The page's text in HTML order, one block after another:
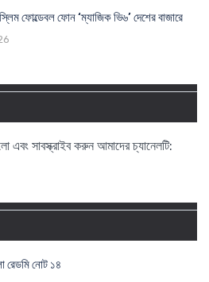
ফোল্ডেবল ফোন ‘ম্যাজিক ভি৬’ দেশের বাজারে
এবং সাবস্ক্রাইব করুন আমাদের চ্যানেলটি:
রেডমি নোট ১৪